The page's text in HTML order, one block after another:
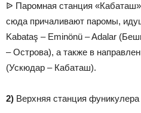
ᐉ Паромная станция
сюда причаливают паромы,
Kabataş – Eminönü – Adalar
– Острова), а также в
(Ускюдар – Кабаташ).
2) Верхняя станция